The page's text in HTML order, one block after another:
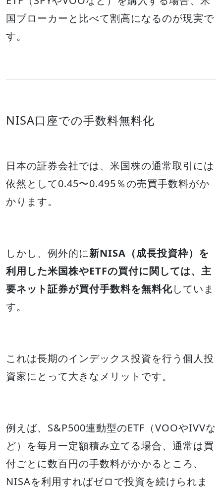
国ブローカーと比べて割高になるのが現実で
す。
NISA口座での手数料無料化
日本の証券会社では、米国株の通常取引には
依然として0.45〜0.495％の売買手数料がか
かります。
しかし、例外的に新NISA（成長投資枠）を
利用した米国株やETFの買付に関しては、主
要ネット証券が買付手数料を無料化していま
す。
これは長期のインデックス投資を行う個人投
資家にとって大きなメリットです。
例えば、S&P500連動型のETF（VOOやIVVな
ど）を毎月一定額積み立てる場合、通常は買
付ごとに数百円の手数料がかかるところ、
NISAを利用すればゼロで投資を続けられま